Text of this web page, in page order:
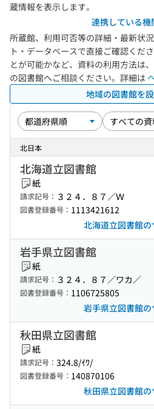
蔵情報を表示します。
連携している
所蔵館、利用可否等の詳細・最新状
ト・データベースで直接ご確認くだ
とが可能かなど、資料の利用方法は
の図書館へご相談ください。詳細は
地域の図書館を
北日本
北海道立図書館
紙
請求記号： ３２４．８７／Ｗ
図書登録番号： 1113421612
北海道立図書館
岩手県立図書館
紙
請求記号： ３２４．８７／ワカ／
図書登録番号： 1106725805
岩手県立図書館
秋田県立図書館
紙
請求記号： 324.8/ｲﾜ/
図書登録番号： 140870106
秋田県立図書館